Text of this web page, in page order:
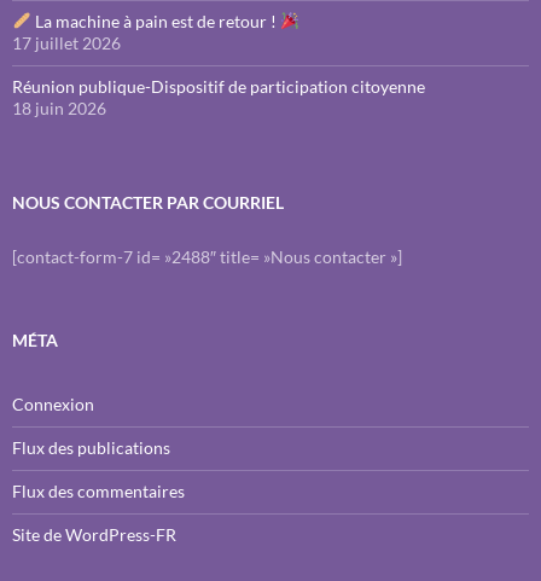
La machine à pain est de retour !
17 juillet 2026
Réunion publique-Dispositif de participation citoyenne
18 juin 2026
NOUS CONTACTER PAR COURRIEL
[contact-form-7 id= »2488″ title= »Nous contacter »]
MÉTA
Connexion
Flux des publications
Flux des commentaires
Site de WordPress-FR